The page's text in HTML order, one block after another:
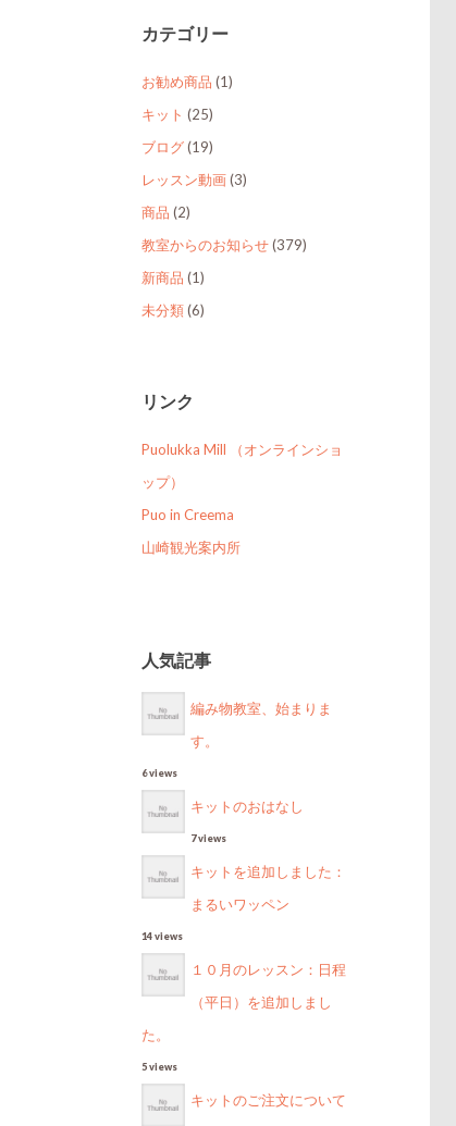
カテゴリー
お勧め商品 (1)
キット (25)
ブログ(19)
レッスン動画(3)
商品 (2)
教室からのお知らせ(379)
新商品 (1)
未分類(6)
リンク
Puolukka Mill （オンラインショ
ップ）
Puo in Creema
山崎観光案内所
人気記事
編み物教室、始まりま
す。
6 views
キットのおはなし
7 views
キットを追加しました：
まるいワッペン
14 views
１０月のレッスン：日程
（平日）を追加しまし
た。
5 views
キットのご注文について